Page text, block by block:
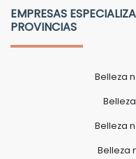
EMPRESAS
PROVINCIAS
Belleza
Belleza
Belleza